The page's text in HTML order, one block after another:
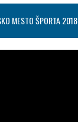
MESTO ŠPORTA 2018